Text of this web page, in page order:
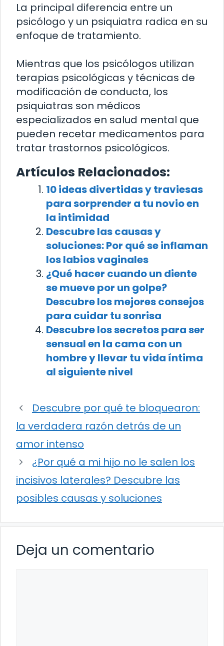
La principal diferencia entre un
psicólogo y un psiquiatra radica en su
enfoque de tratamiento.
Mientras que los psicólogos utilizan
terapias psicológicas y técnicas de
modificación de conducta, los
psiquiatras son médicos
especializados en salud mental que
pueden recetar medicamentos para
tratar trastornos psicológicos.
Artículos Relacionados:
10 ideas divertidas y traviesas
para sorprender a tu novio en
la intimidad
Descubre las causas y
soluciones: Por qué se inflaman
los labios vaginales
¿Qué hacer cuando un diente
se mueve por un golpe?
Descubre los mejores consejos
para cuidar tu sonrisa
Descubre los secretos para ser
sensual en la cama con un
hombre y llevar tu vida íntima
al siguiente nivel
Descubre por qué te bloquearon:
la verdadera razón detrás de un
amor intenso
¿Por qué a mi hijo no le salen los
incisivos laterales? Descubre las
posibles causas y soluciones
Deja un comentario